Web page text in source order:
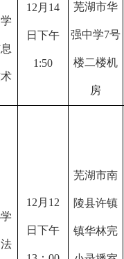
12月 14
日下午
1:50
芜湖市华
强中学7号
楼二楼机
房
12月 12
日下午
芜湖市南
陵县许镇
镇华林完